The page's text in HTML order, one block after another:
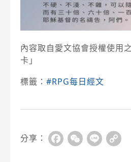
內容取自愛文協會授權使用
卡」
標籤： #RPG每日經文
分享： FacebookWeChat
Line